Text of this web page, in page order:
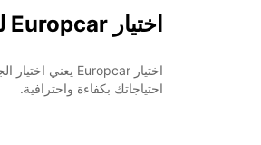
اختيار Europcar لتأجير السيارات والشاحنات في ستوتغارت زوفنهاوزن
احتياجاتك بكفاءة واحترافية.